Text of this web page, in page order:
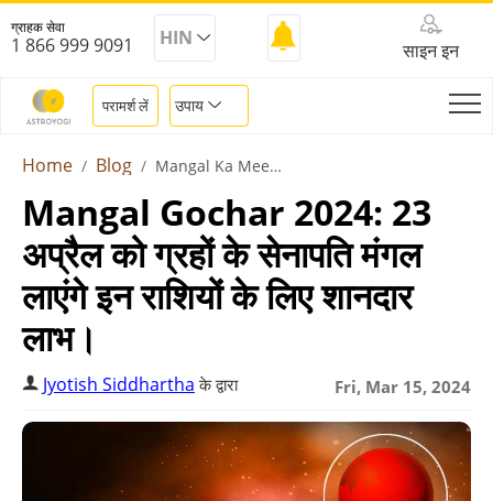
ग्राहक सेवा
1 866 999 9091 HIN
साइन इन
परामर्श लें उपाय
Home Blog Mangal Ka Meen Rashi Me Gochar 2024
Mangal Gochar 2024: 23
अप्रैल को ग्रहों के सेनापति मंगल
लाएंगे इन राशियों के लिए शानदार
लाभ।
Fri, Mar 15, 2024
Jyotish Siddhartha के द्वारा